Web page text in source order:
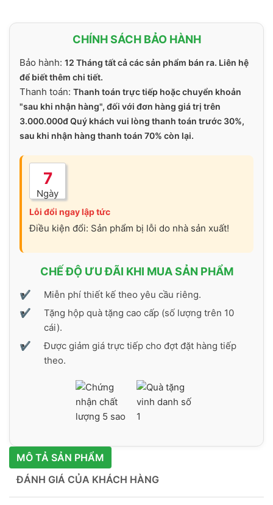
CHÍNH SÁCH BẢO HÀNH
Bảo hành: 12 Tháng tất cả các sản phẩm bán ra. Liên hệ
để biết thêm chi tiết.
Thanh toán: Thanh toán trực tiếp hoặc chuyển khoản
"sau khi nhận hàng", đối với đơn hàng giá trị trên
3.000.000đ Quý khách vui lòng thanh toán trước 30%,
sau khi nhận hàng thanh toán 70% còn lại.
7
Ngày
Lỗi đổi ngay lập tức
Điều kiện đổi: Sản phẩm bị lỗi do nhà sản xuất!
CHẾ ĐỘ ƯU ĐÃI KHI MUA SẢN PHẨM
Miễn phí thiết kế theo yêu cầu riêng.
Tặng hộp quà tặng cao cấp (số lượng trên 10
cái).
Được giảm giá trực tiếp cho đợt đặt hàng tiếp
theo.
MÔ TẢ SẢN PHẨM
ĐÁNH GIÁ CỦA KHÁCH HÀNG